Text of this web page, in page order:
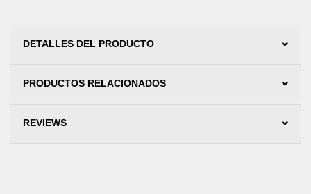
DETALLES DEL PRODUCTO
PRODUCTOS RELACIONADOS
REVIEWS